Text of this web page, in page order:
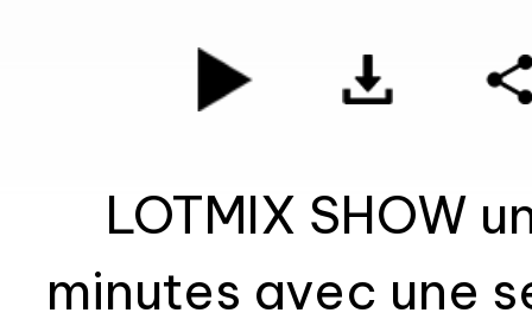
LOTMIX SHOW
minutes avec une